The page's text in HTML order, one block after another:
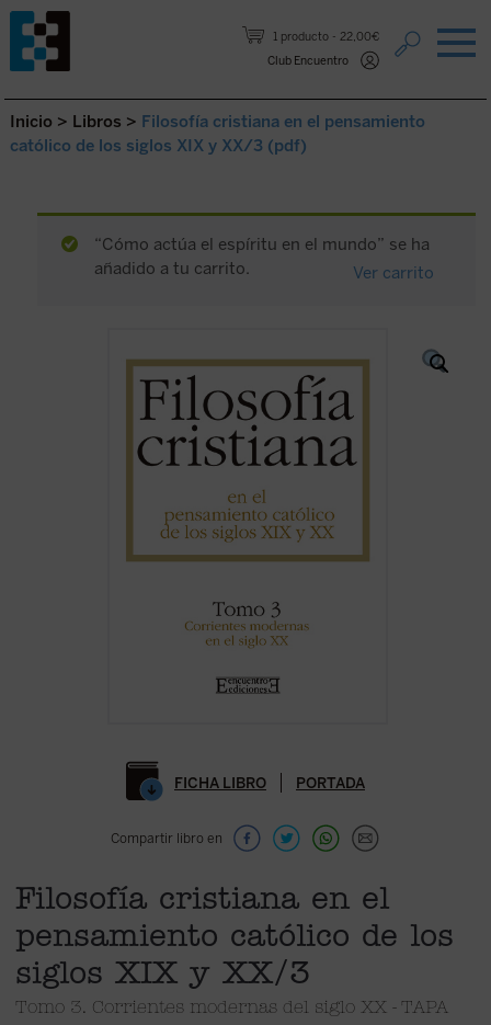
1 producto
22,00€
Club Encuentro
Saltar al contenido.
Inicio > Libros > Filosofía cristiana en el pensamiento
católico de los siglos XIX y XX/3 (pdf)
“Cómo actúa el espíritu en el mundo” se ha
añadido a tu carrito.
Ver carrito
FICHA LIBRO PORTADA
Compartir libro en
Filosofía cristiana en el
pensamiento católico de los
siglos XIX y XX/3
Tomo 3. Corrientes modernas del siglo XX - TAPA